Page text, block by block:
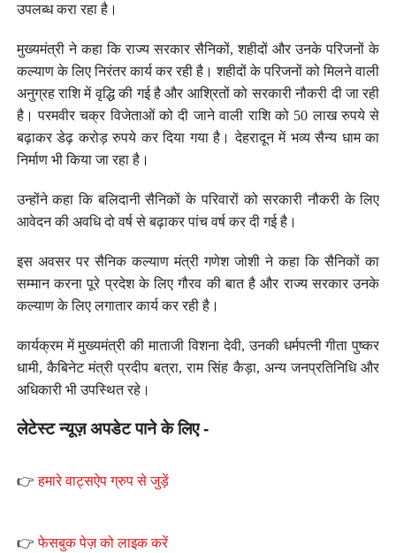
उपलब्ध करा रहा है।
मुख्यमंत्री ने कहा कि राज्य सरकार सैनिकों, शहीदों और उनके परिजनों के
कल्याण के लिए निरंतर कार्य कर रही है। शहीदों के परिजनों को मिलने वाली
अनुग्रह राशि में वृद्धि की गई है और आश्रितों को सरकारी नौकरी दी जा रही
है। परमवीर चक्र विजेताओं को दी जाने वाली राशि को 50 लाख रुपये से
बढ़ाकर डेढ़ करोड़ रुपये कर दिया गया है। देहरादून में भव्य सैन्य धाम का
निर्माण भी किया जा रहा है।
उन्होंने कहा कि बलिदानी सैनिकों के परिवारों को सरकारी नौकरी के लिए
आवेदन की अवधि दो वर्ष से बढ़ाकर पांच वर्ष कर दी गई है।
इस अवसर पर सैनिक कल्याण मंत्री गणेश जोशी ने कहा कि सैनिकों का
सम्मान करना पूरे प्रदेश के लिए गौरव की बात है और राज्य सरकार उनके
कल्याण के लिए लगातार कार्य कर रही है।
कार्यक्रम में मुख्यमंत्री की माताजी विशना देवी, उनकी धर्मपत्नी गीता पुष्कर
धामी, कैबिनेट मंत्री प्रदीप बत्रा, राम सिंह कैड़ा, अन्य जनप्रतिनिधि और
अधिकारी भी उपस्थित रहे।
लेटेस्ट न्यूज़ अपडेट पाने के लिए -
👉हमारे वाट्सऐप ग्रुप से जुड़ें
👉फेसबुक पेज़ को लाइक करें